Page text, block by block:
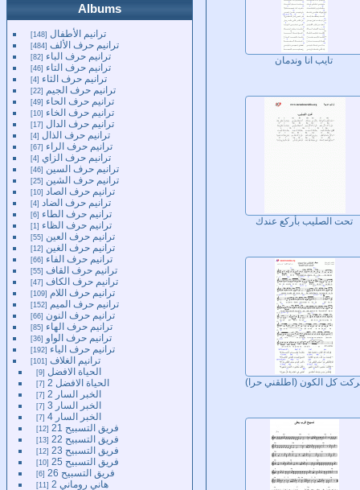
Albums
ترانيم الأطفال 148
ترانيم حرف الألف 484
ترانيم حرف الباء 82
ترانيم حرف التاء 46
ترانيم حرف الثاء 4
ترانيم حرف الجيم 22
ترانيم حرف الحاء 49
ترانيم حرف الخاء 10
ترانيم حرف الدال 17
ترانيم حرف الذال 4
ترانيم حرف الراء 67
ترانيم حرف الزاي 4
ترانيم حرف السين 46
ترانيم حرف الشين 25
ترانيم حرف الصاد 10
ترانيم حرف الضاد 4
ترانيم حرف الطاء 6
ترانيم حرف الظاء 1
ترانيم حرف العين 55
ترانيم حرف الغين 12
ترانيم حرف الفاء 66
ترانيم حرف القاف 55
ترانيم حرف الكاف 47
ترانيم حرف اللام 109
ترانيم حرف الميم 152
ترانيم حرف النون 66
ترانيم حرف الهاء 85
ترانيم حرف الواو 36
ترانيم حرف الياء 192
ترانيم الغلاف 101
الحياة الافضل 9
الحياة الافضل 2 7
الخبر السار 2 7
الخبر السار 3 7
الخبر السار 4 7
فريق التسبيح 21 12
فريق التسبيح 22 13
فريق التسبيح 23 12
فريق التسبيح 25 10
فريق التسبيح 26 6
هاني روماني 2 11
تايب انا وندمان
تحت الصليب بأركع عندك
كل الكون (اطلقني حرا)